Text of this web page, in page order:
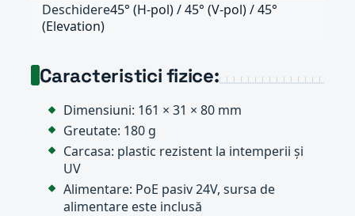
Deschidere45° (H-pol) / 45° (V-pol) / 45°
(Elevation)
Caracteristici fizice:
Dimensiuni: 161 × 31 × 80 mm
Greutate: 180 g
Carcasa: plastic rezistent la intemperii și
UV
Alimentare: PoE pasiv 24V, sursa de
alimentare este inclusă